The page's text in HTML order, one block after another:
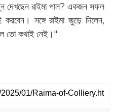
দেখছেন রাইমা পাল? একজন সফল
সঙ্গে রাইমা জুড়ে দিলেন,
তো কথাই নেই।"‌